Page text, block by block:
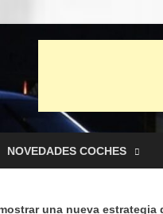
Net
NOVEDADES COCHES
una nueva